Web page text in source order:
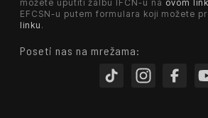
možete uputiti žalbu IFCN-u na ovom
EFCSN-u putem formulara koji možete
linku .
Poseti nas na mrežama: